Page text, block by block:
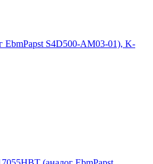
EbmPapst S4D500-AM03-01), K-